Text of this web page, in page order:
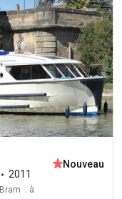
2011
Bram : à
Nouveau